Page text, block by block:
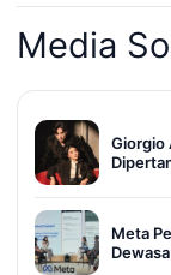
Media
Giorgio
Meta